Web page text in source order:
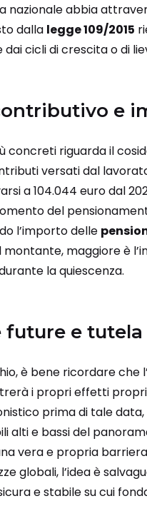
nazionale abbia
dalla legge 109/2015
cicli di crescita o di
e
concreti riguarda il
versati dal
a 104.044 euro dal
del
l’importo delle
montante, maggiore è
la quiescenza.
e tutela
è bene ricordare
i propri effetti
prima di tale
alti e bassi del
vera e propria
globali, l’idea è
e stabile su cui